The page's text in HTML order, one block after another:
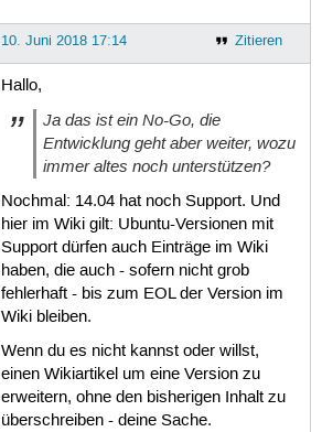
Zitieren
10. Juni 2018 17:14
Hallo,
Ja das ist ein No-Go, die
Entwicklung geht aber weiter, wozu
immer altes noch unterstützen?
Nochmal: 14.04 hat noch Support. Und
hier im Wiki gilt: Ubuntu-Versionen mit
Support dürfen auch Einträge im Wiki
haben, die auch - sofern nicht grob
fehlerhaft - bis zum EOL der Version im
Wiki bleiben.
Wenn du es nicht kannst oder willst,
einen Wikiartikel um eine Version zu
erweitern, ohne den bisherigen Inhalt zu
überschreiben - deine Sache.